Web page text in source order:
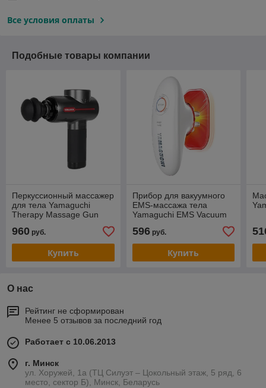
Все условия оплаты
Подобные товары компании
Перкуссионный массажер
для тела Yamaguchi
Therapy Massage Gun
960 руб.
Купить
Прибор для вакуумного
EMS-массажа тела
Yamaguchi EMS Vacuum
596руб.
Купить
О нас
Рейтинг не сформирован
Менее 5 отзывов за последний год
Работает с 10.06.2013
г. Минск
ул. Хоружей, 1а (ТЦ Силуэт – Цокольный этаж, 5 ряд, 6
место, сектор Б), Минск, Беларусь